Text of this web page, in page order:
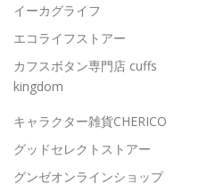
イーカグライフ
エコライフストアー
カフスボタン専門店 cuffs
kingdom
キャラクター雑貨CHERICO
グッドセレクトストアー
グンゼオンラインショップ